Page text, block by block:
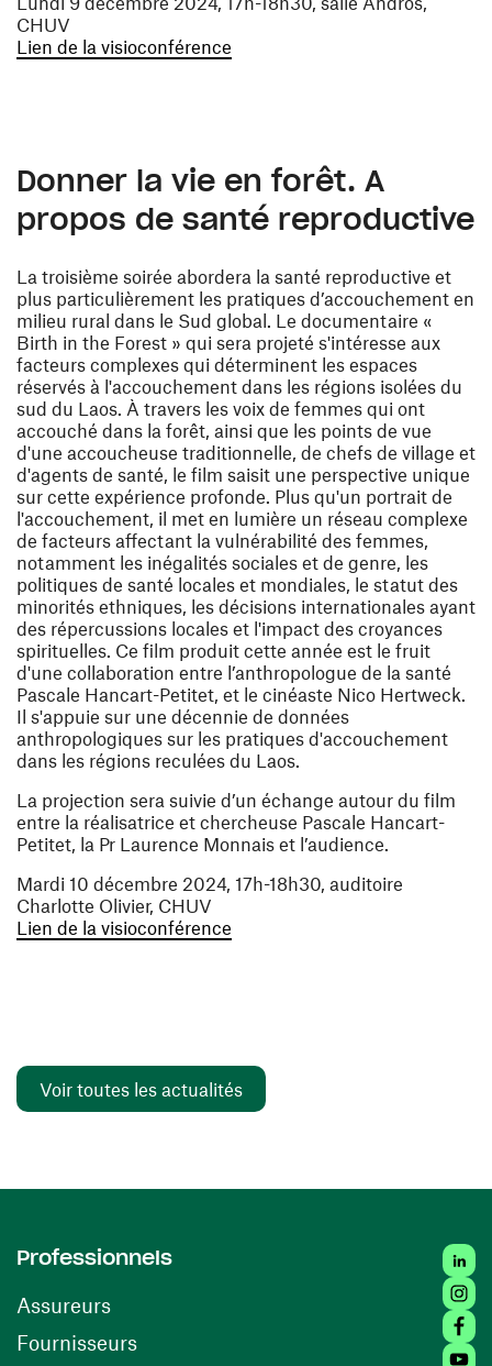
CHUV
Lien de la visioconférence
Donner la vie en forêt. A
propos de santé reproductive
La troisième soirée abordera la santé reproductive et
plus particulièrement les pratiques d’accouchement en
milieu rural dans le Sud global. Le documentaire «
Birth in the Forest » qui sera projeté s'intéresse aux
facteurs complexes qui déterminent les espaces
réservés à l'accouchement dans les régions isolées du
sud du Laos. À travers les voix de femmes qui ont
accouché dans la forêt, ainsi que les points de vue
d'une accoucheuse traditionnelle, de chefs de village et
d'agents de santé, le film saisit une perspective unique
sur cette expérience profonde. Plus qu'un portrait de
l'accouchement, il met en lumière un réseau complexe
de facteurs affectant la vulnérabilité des femmes,
notamment les inégalités sociales et de genre, les
politiques de santé locales et mondiales, le statut des
minorités ethniques, les décisions internationales ayant
des répercussions locales et l'impact des croyances
spirituelles. Ce film produit cette année est le fruit
d'une collaboration entre l’anthropologue de la santé
Pascale Hancart-Petitet, et le cinéaste Nico Hertweck.
Il s'appuie sur une décennie de données
anthropologiques sur les pratiques d'accouchement
dans les régions reculées du Laos.
La projection sera suivie d’un échange autour du film
entre la réalisatrice et chercheuse Pascale Hancart-
Petitet, la Pr Laurence Monnais et l’audience.
Mardi 10 décembre 2024, 17h-18h30, auditoire
Charlotte Olivier, CHUV
Lien de la visioconférence
Voir toutes les actualités
Professionnels
Assureurs
Fournisseurs(ouvre une nouvelle fenêtre)